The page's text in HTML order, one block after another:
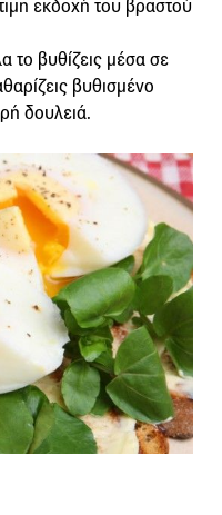
εκδοχή του βραστού
το βυθίζεις μέσα σε
βυθισμένο
δουλειά.